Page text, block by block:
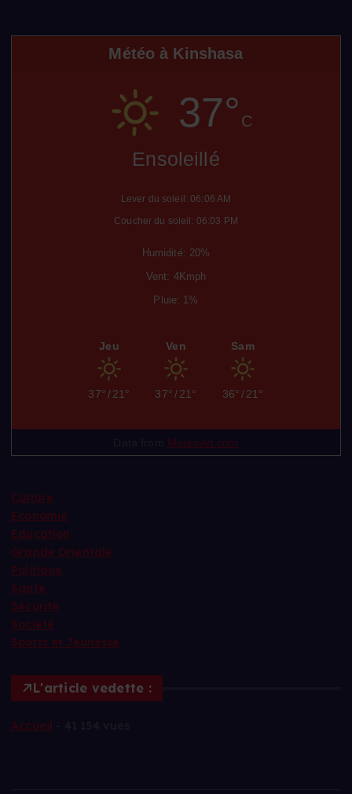
Météo à Kinshasa
37° C
Ensoleillé
Lever du soleil: 06:06 AM
Coucher du soleil: 06:03 PM
Humidité: 20%
Vent: 4Kmph
Pluie: 1%
Jeu
37°/21°
Ven
37°/21°
Sam
36°/21°
MeteoArt.com
Culture
Economie
Education
Grande Orientale
Politique
Santé
Sécurité
Société
Sports et Jeunesse
L'article vedette :
Accueil